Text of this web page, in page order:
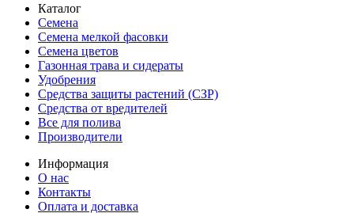
Каталог
Семена
Семена мелкой фасовки
Семена цветов
Газонная трава и сидераты
Удобрения
Средства защиты растений (СЗР)
Средства от вредителей
Все для полива
Производители
Информация
О нас
Контакты
Оплата и доставка